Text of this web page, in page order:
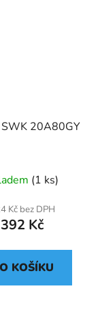
20A80GY
(1 ks)
Kč bez DPH
392 Kč
KOŠÍKU